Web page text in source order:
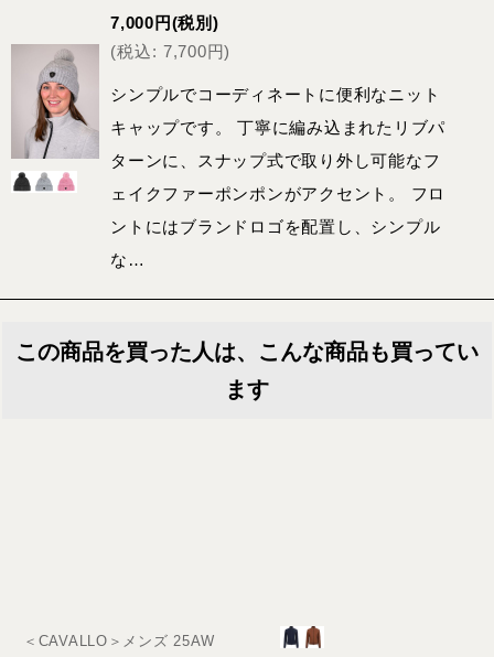
7,000 円(税別)
(税込: 7,700円)
シンプルでコーディネートに便利なニット
キャップです。 丁寧に編み込まれたリブパ
ターンに、スナップ式で取り外し可能なフ
ェイクファーポンポンがアクセント。 フロ
ントにはブランドロゴを配置し、シンプル
な…
この商品を買った人は、こんな商品も買ってい
ます
＜CAVALLO＞メンズ 25AW